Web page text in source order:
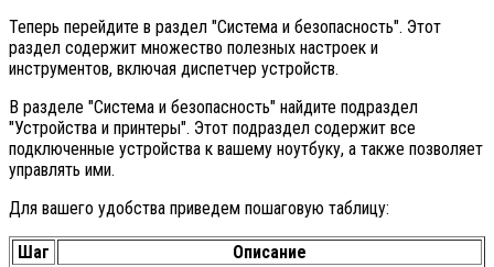
Теперь перейдите в раздел "Система и безопасность". Этот
раздел содержит множество полезных настроек и
инструментов, включая диспетчер устройств.
В разделе "Система и безопасность" найдите подраздел
"Устройства и принтеры". Этот подраздел содержит все
подключенные устройства к вашему ноутбуку, а также позволяет
управлять ими.
Для вашего удобства приведем пошаговую таблицу:
Шаг
Описание